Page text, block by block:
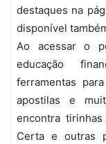
destaques na
disponível
Ao acessar o
educação
ferramentas
apostilas e
encontra
Certa e outras